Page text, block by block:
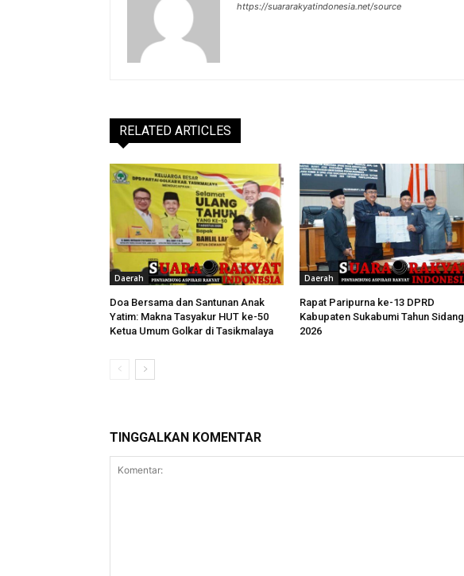
https://suararakyatindonesia.net/source
RELATED ARTICLES
Daerah
Doa Bersama dan Santunan Anak
Yatim: Makna Tasyakur HUT ke-50
Ketua Umum Golkar di Tasikmalaya
Daerah
Rapat Paripurna ke-13 DPRD
Kabupaten Sukabumi Tahun Sidang
2026
TINGGALKAN KOMENTAR